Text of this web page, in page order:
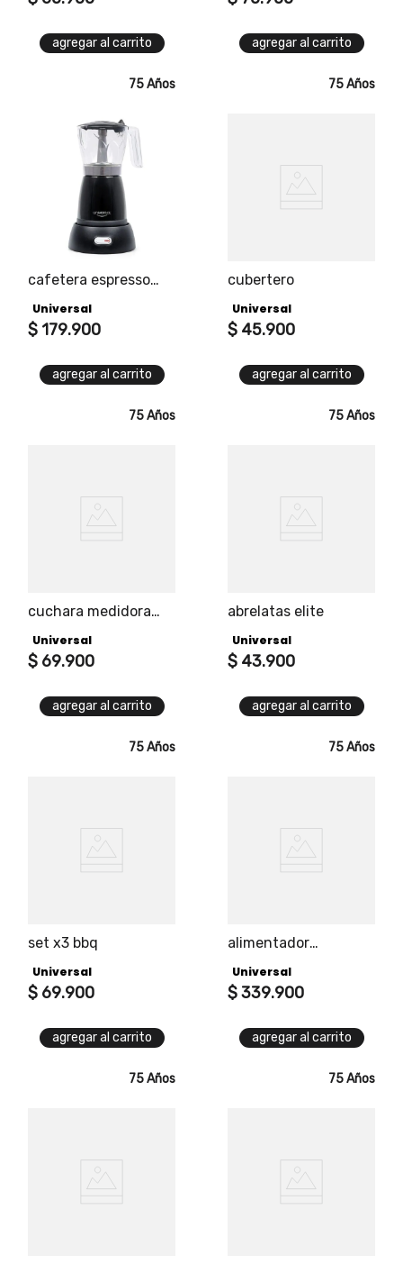
agregar al carrito agregar al carrito
75 Años
cafetera espresso
Universal
$ 179.900
agregar al carrito
75 Años
cubertero
Universal
$ 45.900
agregar al carrito
75 Años
cuchara medidora
Universal
$ 69.900
agregar al carrito
75 Años
abrelatas elite
Universal
$ 43.900
agregar al carrito
75 Años
set x3 bbq
Universal
$ 69.900
agregar al carrito
75 Años
alimentador
Universal
$339.900
agregar al carrito
75 Años 75 Años